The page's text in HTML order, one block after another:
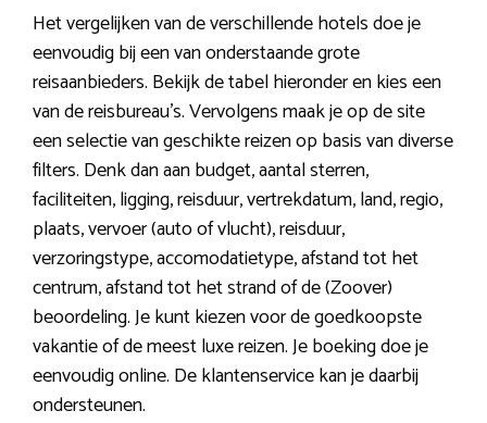
Het vergelijken van de verschillende hotels doe je
eenvoudig bij een van onderstaande grote
reisaanbieders. Bekijk de tabel hieronder en kies een
van de reisbureau’s. Vervolgens maak je op de site
een selectie van geschikte reizen op basis van diverse
filters. Denk dan aan budget, aantal sterren,
faciliteiten, ligging, reisduur, vertrekdatum, land, regio,
plaats, vervoer (auto of vlucht), reisduur,
verzoringstype, accomodatietype, afstand tot het
centrum, afstand tot het strand of de (Zoover)
beoordeling. Je kunt kiezen voor de goedkoopste
vakantie of de meest luxe reizen. Je boeking doe je
eenvoudig online. De klantenservice kan je daarbij
ondersteunen.